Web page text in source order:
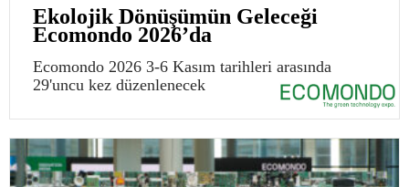
Ekolojik Dönüşümün Geleceği
Ecomondo 2026’da
Ecomondo 2026 3-6 Kasım tarihleri arasında
29'uncu kez düzenlenecek